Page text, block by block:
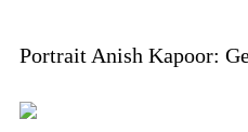
Portrait Anish Kapoor: